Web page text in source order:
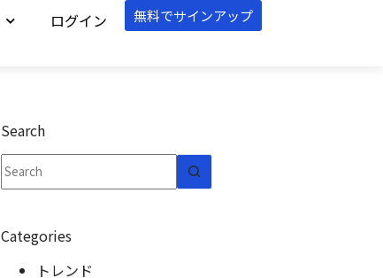
ログイン 無料でサインアップ
Search
Categories
トレンド